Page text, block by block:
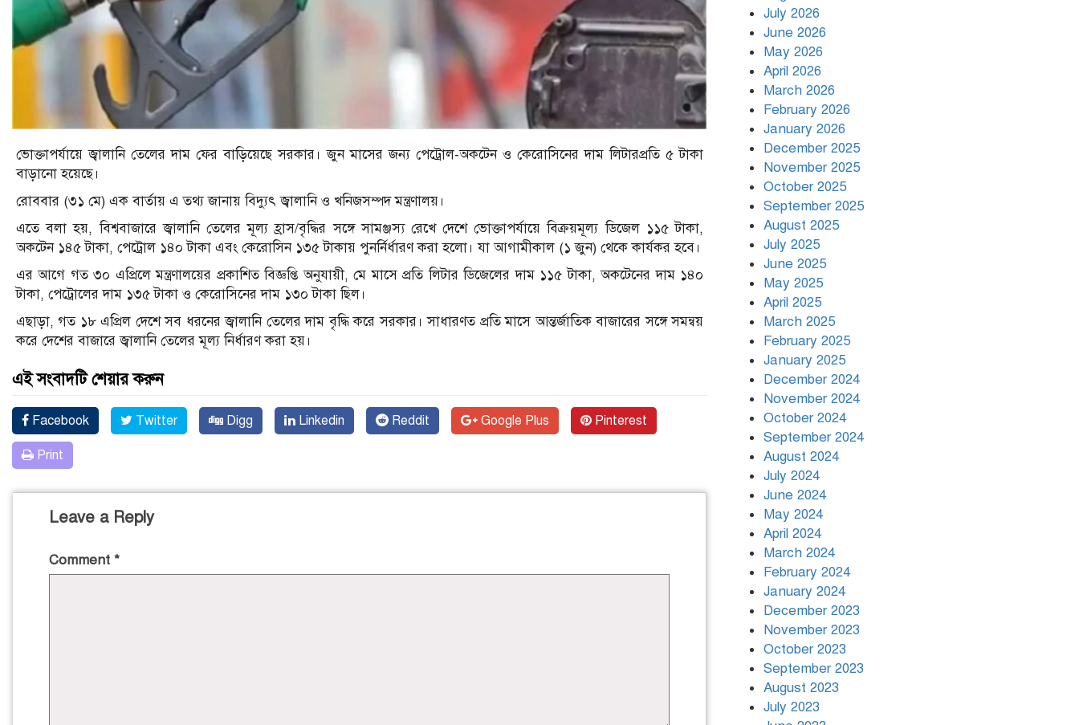
ভোক্তাপর্যায়ে জ্বালানি তেলের দাম ফের বাড়িয়েছে সরকার। জুন মাসের জন্য পেট্রোল-অকটেন ও কেরোসিনের দাম লিটারপ্রতি ৫ টাকা
বাড়ানো হয়েছে।
রোববার (৩১ মে) এক বার্তায় এ তথ্য জানায় বিদ্যুৎ জ্বালানি ও খনিজসম্পদ মন্ত্রণালয়।
এতে বলা হয়, বিশ্ববাজারে জ্বালানি তেলের মূল্য হ্রাস/বৃদ্ধির সঙ্গে সামঞ্জস্য রেখে দেশে ভোক্তাপর্যায়ে বিক্রয়মূল্য ডিজেল ১১৫ টাকা,
অকটেন ১৪৫ টাকা, পেট্রোল ১৪০ টাকা এবং কেরোসিন ১৩৫ টাকায় পুনর্নির্ধারণ করা হলো। যা আগামীকাল (১ জুন) থেকে কার্যকর হবে।
এর আগে গত ৩০ এপ্রিলে মন্ত্রণালয়ের প্রকাশিত বিজ্ঞপ্তি অনুযায়ী, মে মাসে প্রতি লিটার ডিজেলের দাম ১১৫ টাকা, অকটেনের দাম ১৪০
টাকা, পেট্রোলের দাম ১৩৫ টাকা ও কেরোসিনের দাম ১৩০ টাকা ছিল।
এছাড়া, গত ১৮ এপ্রিল দেশে সব ধরনের জ্বালানি তেলের দাম বৃদ্ধি করে সরকার। সাধারণত প্রতি মাসে আন্তর্জাতিক বাজারের সঙ্গে সমন্বয়
করে দেশের বাজারে জ্বালানি তেলের মূল্য নির্ধারণ করা হয়।
এই সংবাদটি শেয়ার করুন
Facebook Twitter Digg Linkedin Reddit Google Plus Pinterest
Print
Leave a Reply
Comment *
বৃষ্টি থামার নাম নেই, পথে পথে
July 2026
June 2026
May 2026
April 2026
March 2026
February 2026
January 2026
December 2025
November 2025
October 2025
September 2025
August 2025
July 2025
June 2025
May 2025
April 2025
March 2025
February 2025
January 2025
December 2024
November 2024
October 2024
September 2024
August 2024
July 2024
June 2024
May 2024
April 2024
March 2024
February 2024
January 2024
December 2023
November 2023
October 2023
September 2023
August 2023
July 2023